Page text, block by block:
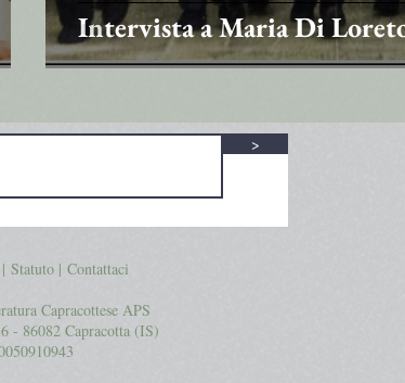
Intervista a Maria Di
>
Statuto| Contattaci
Capracottese APS
- 86082 Capracotta (IS)